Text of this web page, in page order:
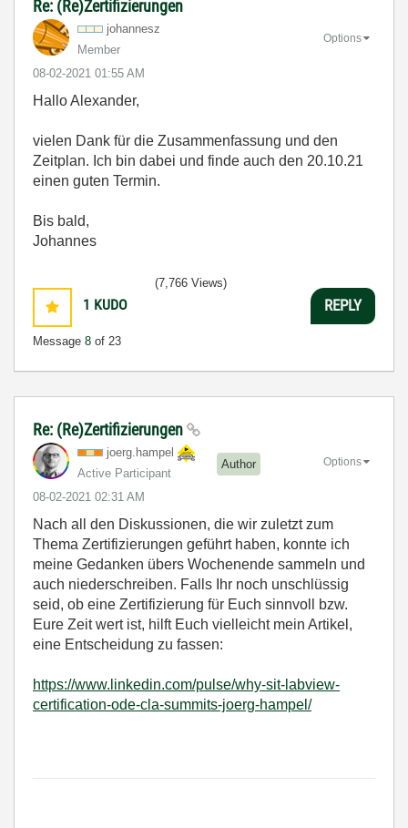
Re: (Re)Zertifizierungen
johannesz
Member
‎08-02-2021 01:55 AM
Options
Hallo Alexander,
vielen Dank für die Zusammenfassung und den
Zeitplan. Ich bin dabei und finde auch den 20.10.21
einen guten Termin.
Bis bald,
Johannes
1 KUDO
Message 8 of 23
(7,766 Views)
REPLY
Re: (Re)Zertifizierungen
joerg.hampel
Active Participant
Author
‎08-02-2021 02:31 AM
Options
Nach all den Diskussionen, die wir zuletzt zum
Thema Zertifizierungen geführt haben, konnte ich
meine Gedanken übers Wochenende sammeln und
auch niederschreiben. Falls Ihr noch unschlüssig
seid, ob eine Zertifizierung für Euch sinnvoll bzw.
Eure Zeit wert ist, hilft Euch vielleicht mein Artikel,
eine Entscheidung zu fassen:
https://www.linkedin.com/pulse/why-sit-labview-
certification-ode-cla-summits-joerg-hampel/